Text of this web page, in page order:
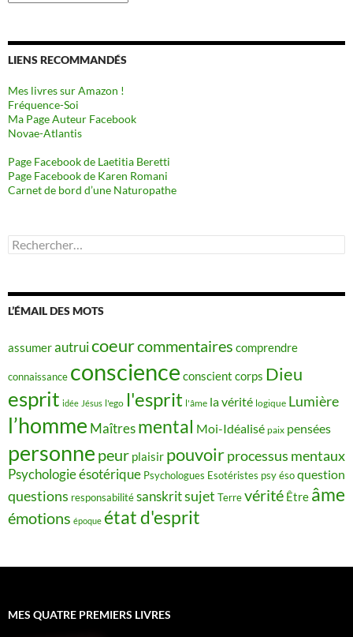
LIENS RECOMMANDÉS
Mes livres sur Amazon !
Fréquence-Soi
Ma Page Auteur Facebook
Novae-Atlantis
Page Facebook de Laetitia Beretti
Page Facebook de Karen Romani
Carnet de bord d’une Naturopathe
Rechercher :
L’ÉMAIL DES MOTS
assumerautruicoeurcommentaires comprendre
connaissance conscience conscient corps Dieu
esprit idée Jésus l'ego l'esprit l'âme la vérité logique Lumière
l’homme Maîtres mental Moi-Idéalisé paix pensées
personne peur plaisir pouvoirprocessus mentaux
Psychologie ésotérique Psychologues Esotéristes psy ésoquestion
questions responsabilitésanskritsujet Terrevérité Être âme
émotions époque état d'esprit
MES QUATRE PREMIERS LIVRES